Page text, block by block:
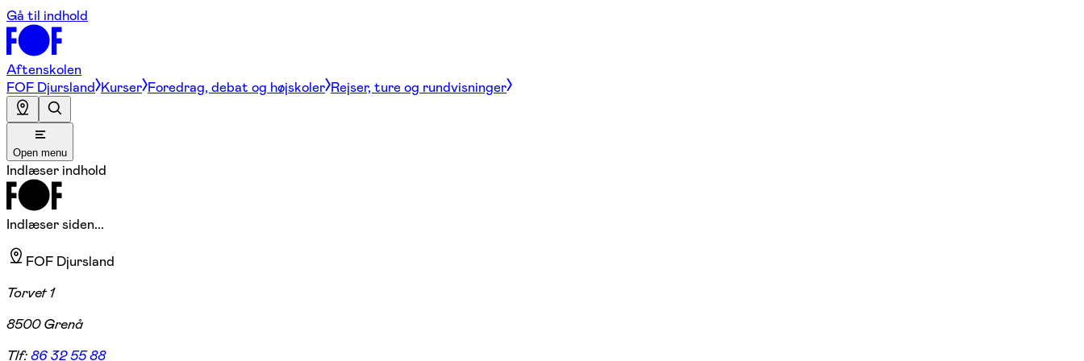
Gå til indhold
Aftenskolen
FOF Djursland Kurser Foredrag, debat og højskoler Rejser, ture og rundvisninger
Open menu
Indlæser indhold
Indlæser siden...
FOF Djursland
Torvet 1
8500 Grenå
Tlf:86 32 55 88